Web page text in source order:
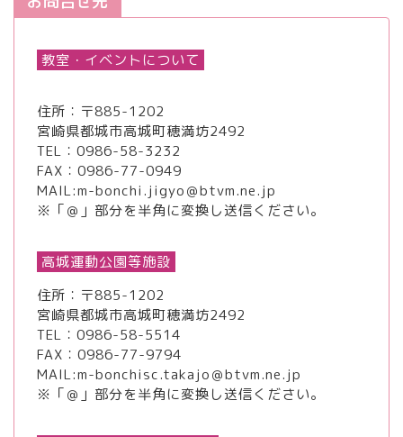
教室・イベントについて
住所：〒885-1202
宮崎県都城市高城町穂満坊2492
TEL： 0986-58-3232
FAX：0986-77-0949
MAIL:m-bonchi.jigyo＠btvm.ne.jp
※「＠」部分を半角に変換し送信ください。
高城運動公園等施設
住所：〒885-1202
宮崎県都城市高城町穂満坊2492
TEL： 0986-58-5514
FAX：0986-77-9794
MAIL:m-bonchisc.takajo＠btvm.ne.jp
※「＠」部分を半角に変換し送信ください。